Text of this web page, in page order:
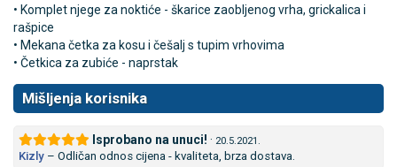
• Komplet njege za noktiće - škarice zaobljenog vrha, grickalica i
rašpice
• Mekana četka za kosu i češalj s tupim vrhovima
• Četkica za zubiće - naprstak
Mišljenja korisnika
Isprobano na unuci! · 20.5.2021.
Kizly – Odličan odnos cijena - kvaliteta, brza dostava.